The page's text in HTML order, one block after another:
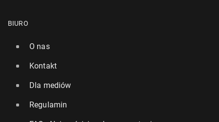
BIURO
O nas
Kontakt
Dla mediów
Regulamin